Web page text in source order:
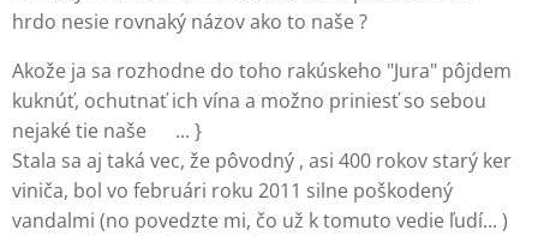
hrdo nesie rovnaký názov ako to naše ?
Akože ja sa rozhodne do toho rakúskeho "Jura" pôjdem
kuknúť, ochutnať ich vína a možno priniesť so sebou
nejaké tie naše 😁... }
Stala sa aj taká vec, že pôvodný , asi 400 rokov starý ker
viniča, bol vo februári roku 2011 silne poškodený
vandalmi (no povedzte mi, čo už k tomuto vedie ľudí... )